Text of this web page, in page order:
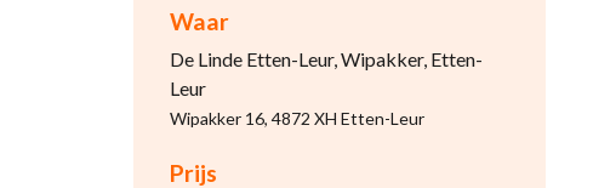
Waar
De Linde Etten-Leur, Wipakker, Etten-
Leur
Wipakker 16, 4872 XH Etten-Leur
Prijs